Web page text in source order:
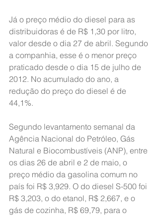
Já o preço médio do diesel para as
distribuidoras é de R$ 1,30 por litro,
valor desde o dia 27 de abril. Segundo
a companhia, esse é o menor preço
praticado desde o dia 15 de julho de
2012. No acumulado do ano, a
redução do preço do diesel é de
44,1%.
Segundo levantamento semanal da
Agência Nacional do Petróleo, Gás
Natural e Biocombustíveis (ANP), entre
os dias 26 de abril e 2 de maio, o
preço médio da gasolina comum no
país foi R$ 3,929. O do diesel S-500 foi
R$ 3,203, o do etanol, R$ 2,667, e o
gás de cozinha, R$ 69,79, para o